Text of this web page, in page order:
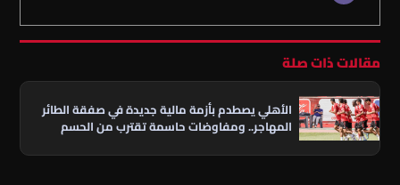
مقالات ذات صلة
الأهلي يصطدم بأزمة مالية جديدة في صفقة الطائر
المهاجر.. ومفاوضات حاسمة تقترب من الحسم